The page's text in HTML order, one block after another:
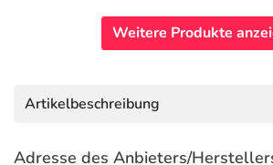
Weitere Produkte
Artikelbeschreibung
Adresse des Anbieters/